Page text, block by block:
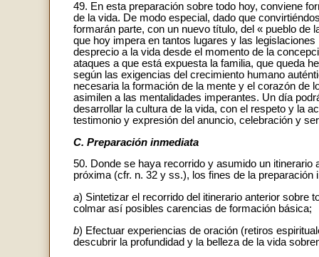
49. En esta preparación sobre todo hoy, conviene
de la vida. De modo especial, dado que
formarán parte, con un nuevo título, del « pueblo de
que hoy impera en tantos lugares y las
desprecio a la vida desde el momento de la
ataques a que está expuesta la familia, que queda
según las exigencias del crecimiento humano
necesaria la formación de la mente y el corazón de
asimilen a las mentalidades imperantes. Un día
desarrollar la cultura de la vida, con el respeto y la
testimonio y expresión del anuncio, celebración y
C. Preparación inmediata
50. Donde se haya recorrido y asumido un
próxima (cfr. n. 32 y ss.), los fines de la
a) Sintetizar el recorrido del itinerario anterior sobre
colmar así posibles carencias de formación básica;
b) Efectuar experiencias de oración (retiros
descubrir la profundidad y la belleza de la vida